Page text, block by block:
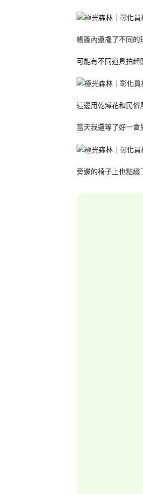
帳篷內還擺了不同
可能有不同道具拍起
這邊用乾燥花和民俗
當天我還等了好一
旁邊的椅子上也點綴